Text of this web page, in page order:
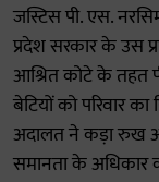
जस्टिस पी. एस.
प्रदेश सरकार के उस
आश्रित कोटे के तहत
बेटियों को परिवार
अदालत ने कड़ा रुख
समानता के अधिकार